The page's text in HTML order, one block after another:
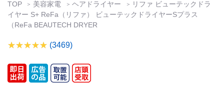
TOP 美容家電 ヘアドライヤー
リファ ビューテックドラ
イヤー S+ ReFa（リファ） ビューテックドライヤーSプラス
（ReFa BEAUTECH DRYER
(3469)